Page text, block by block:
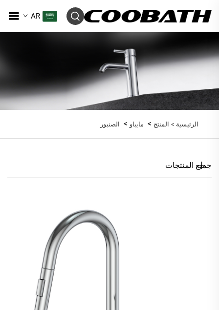
AR
الرئيسية > المنتج > مايباو > الصنبور
جميع المنتجات